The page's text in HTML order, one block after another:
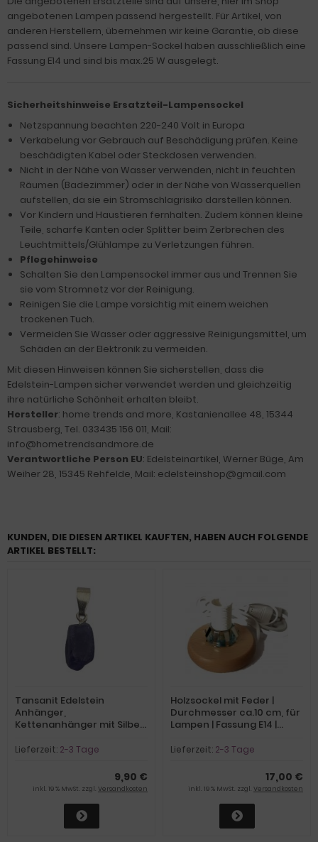
angebotenen Lampen passend hergestellt. Für Artikel, von
anderen Herstellern, übernehmen wir keine Garantie, ob diese
passend sind. Unsere Lampen-Sockel haben ausschließlich eine
Fassung E14 und sind bis max.25 W ausgelegt.
Sicherheitshinweise Ersatzteil-Lampensockel
Netzspannung beachten 220-240 Volt in Europa
Verkabelung vor Gebrauch auf Beschädigung prüfen. Keine
beschädigten Kabel oder Steckdosen verwenden.
Nicht in der Nähe von Wasser verwenden, nicht in feuchten
Räumen (Badezimmer) oder in der Nähe von Wasserquellen
aufstellen, da sie ein Stromschlagrisiko darstellen können.
Vor Kindern und Haustieren fernhalten. Zudem können kleine
Teile, scharfe Kanten oder Splitter beim Zerbrechen des
Leuchtmittels/Glühlampe zu Verletzungen führen.
Pflegehinweise
Schalten Sie den Lampensockel immer aus und Trennen Sie
sie vom Stromnetz vor der Reinigung.
Reinigen Sie die Lampe vorsichtig mit einem weichen
trockenen Tuch.
Vermeiden Sie Wasser oder aggressive Reinigungsmittel, um
Schäden an der Elektronik zu vermeiden.
Mit diesen Hinweisen können Sie sicherstellen, dass die
Edelstein-Lampen sicher verwendet werden und gleichzeitig
ihre natürliche Schönheit erhalten bleibt.
Hersteller: home trends and more, Kastanienallee 48, 15344
Strausberg, Tel. 033435 156 011, Mail:
info@hometrendsandmore.de
Verantwortliche Person EU: Edelsteinartikel, Werner Büge, Am
Weiher 28, 15345 Rehfelde, Mail: edelsteinshop@gmail.com
KUNDEN, DIE DIESEN ARTIKEL KAUFTEN, HABEN AUCH FOLGENDE
ARTIKEL BESTELLT:
Tansanit Edelstein
Anhänger,
Kettenanhänger mit Silber
Lieferzeit: 2-3 Tage
9,90 €
inkl. 19 % MwSt. zzgl. Versandkosten
Holzsockel mit Feder |
Durchmesser ca.10 cm, für
Lampen | Fassung E14 |
Lieferzeit: 2-3 Tage
17,00 €
inkl. 19 % MwSt. zzgl. Versandkosten